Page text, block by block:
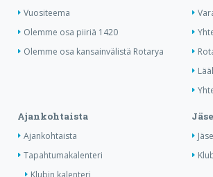
Vuositeema
Olemme osa piiriä 1420
Olemme osa kansainvälistä Rotarya
Ajankohtaista
Ajankohtaista
Tapahtumakalenteri
Klubin kalenteri